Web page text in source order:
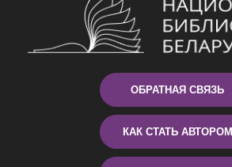
ОБРАТНАЯ СВЯЗЬ
КАК СТАТЬ АВТОРОМ